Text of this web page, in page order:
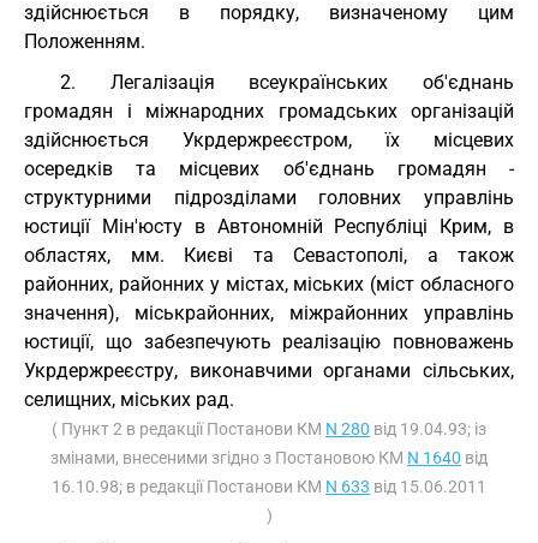
здійснюється в порядку, визначеному цим
Положенням.
2. Легалізація всеукраїнських об'єднань
громадян і міжнародних громадських організацій
здійснюється Укрдержреєстром, їх місцевих
осередків та місцевих об'єднань громадян -
структурними підрозділами головних управлінь
юстиції Мін'юсту в Автономній Республіці Крим, в
областях, мм. Києві та Севастополі, а також
районних, районних у містах, міських (міст обласного
значення), міськрайонних, міжрайонних управлінь
юстиції, що забезпечують реалізацію повноважень
Укрдержреєстру, виконавчими органами сільських,
селищних, міських рад.
( Пункт 2 в редакції Постанови КМ N 280 від 19.04.93; із
змінами, внесеними згідно з Постановою КМ N 1640 від
16.10.98; в редакції Постанови КМ N 633 від 15.06.2011
)